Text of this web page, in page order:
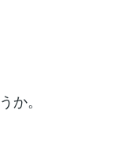
か。